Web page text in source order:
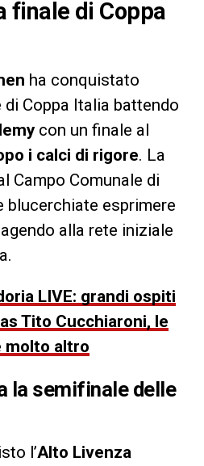
finale di Coppa
ha conquistato
di Coppa Italia battendo
con un finale al
i calci di rigore. La
Campo Comunale di
blucerchiate esprimere
alla rete iniziale
LIVE: grandi ospiti
Tito Cucchiaroni, le
molto altro
la semifinale delle
l’Alto Livenza